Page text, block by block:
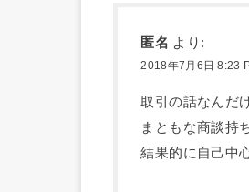
匿名 より:
2018年7月6日 8:23
取引の話なんだ
まともな商談持
結果的に自己中